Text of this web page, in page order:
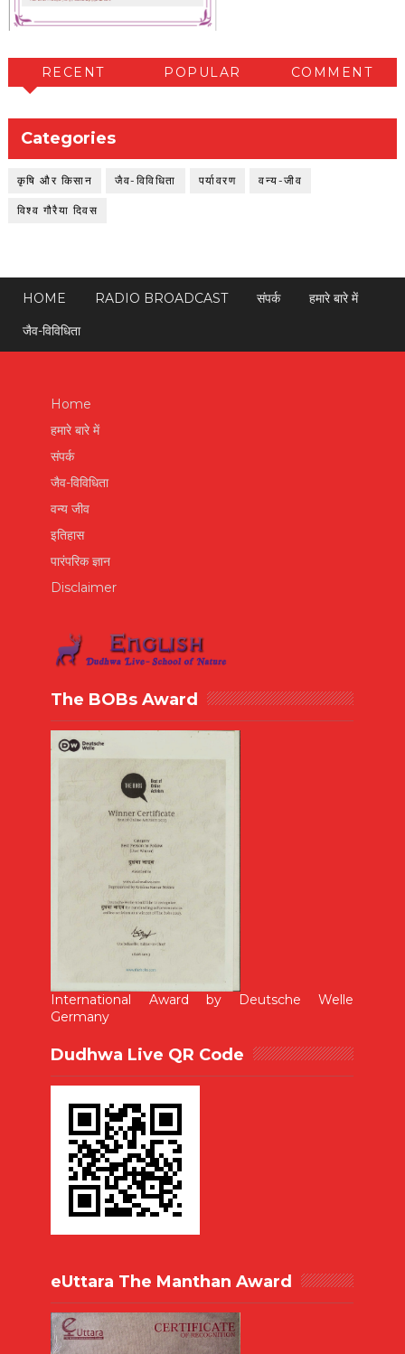
RECENT POPULAR COMMENT
Categories
कृषि और किसान जैव-विविधिता पर्यावरण वन्य-जीव
विश्व गौरैया दिवस
HOME RADIO BROADCAST संपर्क
हमारे बारे में
जैव-विविधिता
Home
हमारे बारे में
संपर्क
जैव-विविधिता
वन्य जीव
इतिहास
पारंपरिक ज्ञान
Disclaimer
The BOBs Award
International Award by Deutsche Welle
Germany
Dudhwa Live QR Code
eUttara The Manthan Award